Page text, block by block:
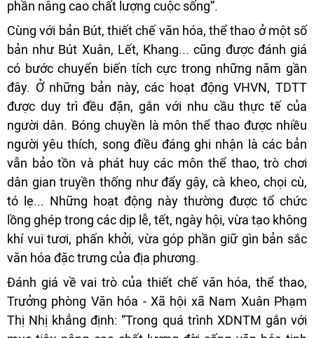
phần nâng cao chất lượng cuộc sống”.
Cùng với bản Bút, thiết chế văn hóa, thể thao ở một số
bản như Bút Xuân, Lết, Khang... cũng được đánh giá
có bước chuyển biến tích cực trong những năm gần
đây. Ở những bản này, các hoạt động VHVN, TDTT
được duy trì đều đặn, gắn với nhu cầu thực tế của
người dân. Bóng chuyền là môn thể thao được nhiều
người yêu thích, song điều đáng ghi nhận là các bản
vẫn bảo tồn và phát huy các môn thể thao, trò chơi
dân gian truyền thống như đẩy gậy, cà kheo, chọi cù,
tó lẹ... Những hoạt động này thường được tổ chức
lồng ghép trong các dịp lễ, tết, ngày hội, vừa tạo không
khí vui tươi, phấn khởi, vừa góp phần giữ gìn bản sắc
văn hóa đặc trưng của địa phương.
Đánh giá về vai trò của thiết chế văn hóa, thể thao,
Trưởng phòng Văn hóa - Xã hội xã Nam Xuân Phạm
Thị Nhị khẳng định: “Trong quá trình XDNTM gắn với